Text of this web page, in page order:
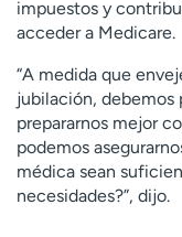
impuestos y
acceder a Medicare.
“A medida que
jubilación, debemos
prepararnos mejor
podemos
médica sean
necesidades?”, dijo.